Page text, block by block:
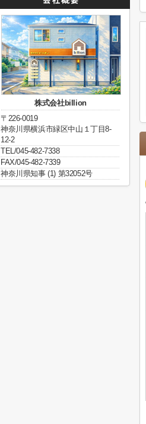
株式会社billion
〒226-0019
神奈川県横浜市緑区中山１丁目8-
12-2
TEL/045-482-7338
FAX/045-482-7339
神奈川県知事 (1) 第32052号